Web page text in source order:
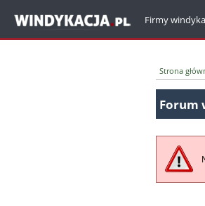
Firmy
Strona
Forum